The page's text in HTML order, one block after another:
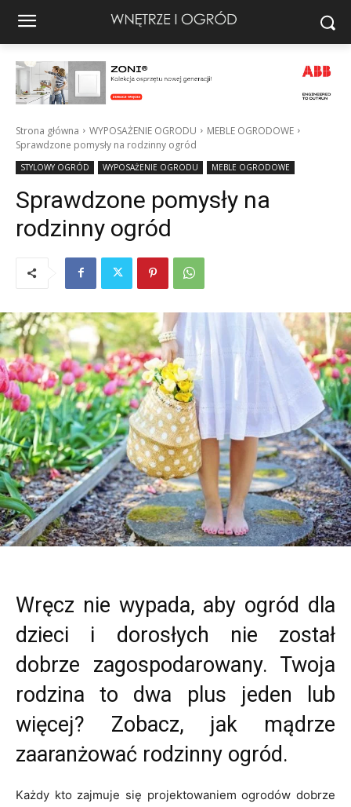
Strona główna WYPOSAŻENIE OGRODU
MEBLE OGRODOWE
Sprawdzone pomysły na rodzinny ogród
STYLOWY OGRÓD WYPOSAŻENIE OGRODU MEBLE OGRODOWE
Sprawdzone pomysły na
rodzinny ogród
Wręcz nie wypada, aby ogród dla
dzieci i dorosłych nie został
dobrze zagospodarowany. Twoja
rodzina to dwa plus jeden lub
więcej? Zobacz, jak mądrze
zaaranżować rodzinny ogród.
Każdy kto zajmuje się projektowaniem ogrodów dobrze